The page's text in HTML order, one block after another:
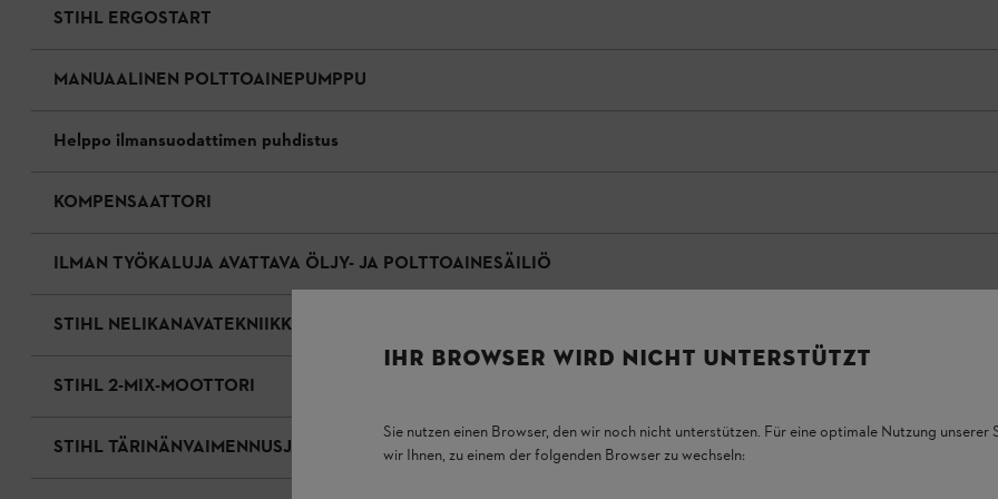
STIHL ERGOSTART
MANUAALINEN POLTTOAINEPUMPPU
Helppo ilmansuodattimen puhdistus
KOMPENSAATTORI
ILMAN TYÖKALUJA AVATTAVA ÖLJY- JA POLTTOAINESÄILIÖ
STIHL NELIKANAVATEKNIIKKA
STIHL 2-MIX-MOOTTORI
STIHL TÄRINÄNVAIMENNUSJÄRJESTELMÄ
IHR BROWSER WIRD NICHT UNTERSTÜTZT
Sie nutzen einen Browser, den wir noch nicht unterstützen. Für eine optimale Nutzung unserer
wir Ihnen, zu einem der folgenden Browser zu wechseln: